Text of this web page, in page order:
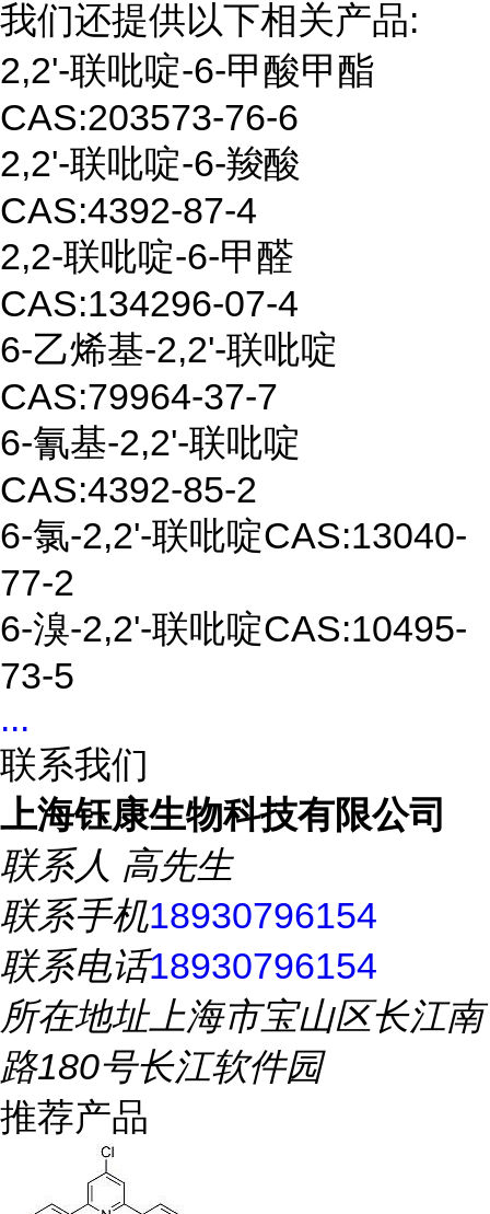
我们还提供以下相关产品:
2,2'-联吡啶-6-甲酸甲酯
CAS:203573-76-6
2,2'-联吡啶-6-羧酸
CAS:4392-87-4
2,2-联吡啶-6-甲醛
CAS:134296-07-4
6-乙烯基-2,2'-联吡啶
CAS:79964-37-7
6-氰基-2,2'-联吡啶
CAS:4392-85-2
6-氯-2,2'-联吡啶CAS:13040-
77-2
6-溴-2,2'-联吡啶CAS:10495-
73-5
...
联系我们
上海钰康生物科技有限公司
联系人 高先生
联系手机18930796154
联系电话18930796154
所在地址上海市宝山区长江南
路180号长江软件园
推荐产品